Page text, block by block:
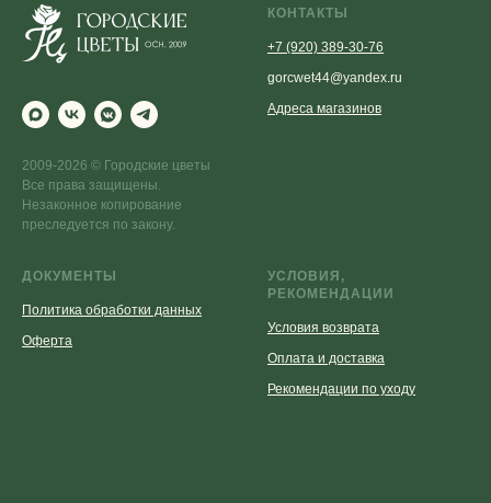
2009-2026 © Городские цветы
Все права защищены.
Незаконное копирование
преследуется по закону.
КОНТАКТЫ
+7 (920) 389-30-76
gorcwet44@yandex.ru
Адреса магазинов
ДОКУМЕНТЫ
Политика обработки данных
Оферта
УСЛОВИЯ,
РЕКОМЕНДАЦИИ
Условия возврата
Оплата и доставка
Рекомендации по уходу